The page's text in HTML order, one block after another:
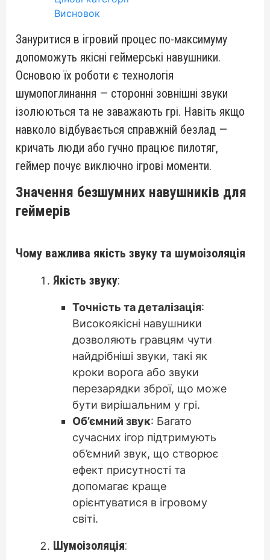
Висновок
Зануритися в ігровий процес по-максимуму
допоможуть якісні геймерські навушники.
Основою їх роботи є технологія
шумопоглинання — сторонні зовнішні звуки
ізолюються та не заважають грі. Навіть якщо
навколо відбувається справжній безлад —
кричать люди або гучно працює пилотяг,
геймер почує виключно ігрові моменти.
Значення безшумних навушників для
геймерів
Чому важлива якість звуку та шумоізоляція
Якість звуку:
Точність та деталізація:
Високоякісні навушники
дозволяють гравцям чути
найдрібніші звуки, такі як
кроки ворога або звуки
перезарядки зброї, що може
бути вирішальним у грі.
Об’ємний звук: Багато
сучасних ігор підтримують
об’ємний звук, що створює
ефект присутності та
допомагає краще
орієнтуватися в ігровому
світі.
Шумоізоляція: